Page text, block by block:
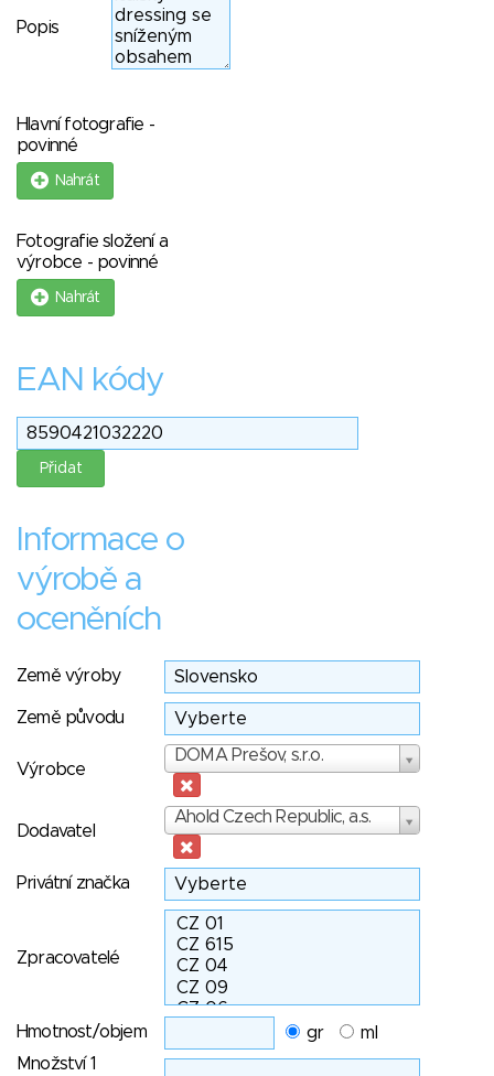
Popis
Hlavní fotografie -
povinné
Nahrát
Fotografie složení a
výrobce - povinné
Nahrát
EAN kódy
Informace o
výrobě a
oceněních
Země výroby
Země původu
Výrobce
DOMA Prešov, s.r.o.
Výrobce
Dodavatel
Ahold Czech Republic, a.s.
Dodavatel
Privátní značka
Zpracovatelé
Hmotnost/objem gr
ml
Množství 1